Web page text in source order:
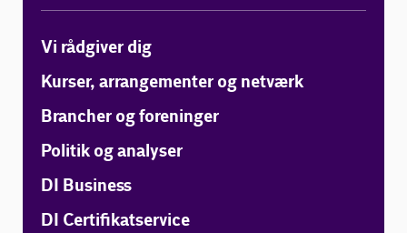
Vi rådgiver dig
Kurser, arrangementer og netværk
Brancher og foreninger
Politik og analyser
DI Business
DI Certifikatservice